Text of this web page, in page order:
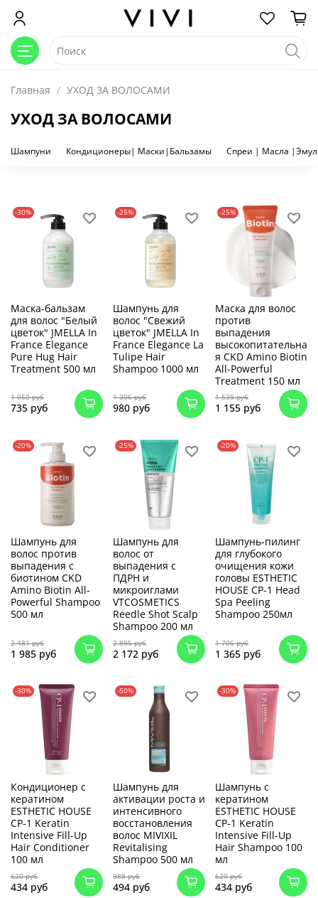
Главная УХОД ЗА ВОЛОСАМИ
УХОД ЗА ВОЛОСАМИ
Шампуни Кондиционеры| Маски|Бальзамы Спреи | Масла
-30%
Маска-бальзам
для волос "Белый
цветок" JMELLA In
France Elegance
Pure Hug Hair
Treatment 500 мл
1 050 руб
735 руб
-25%
Шампунь для
волос "Свежий
цветок" JMELLA In
France Elegance La
Tulipe Hair
Shampoo 1000 мл
1 306 руб
980 руб
-25%
Маска для волос
против
выпадения
высокопитательна
я CKD Amino Biotin
All-Powerful
Treatment 150 мл
1 539 руб
1 155 руб
-20%
Шампунь для
волос против
выпадения с
биотином CKD
Amino Biotin All-
Powerful Shampoo
500 мл
2 481 руб
1 985 руб
-25%
Шампунь для
волос от
выпадения с
ПДРН и
микроиглами
VTCOSMETICS
Reedle Shot Scalp
Shampoo 200 мл
2 895 руб
2 172 руб
-20%
Шампунь-пилинг
для глубокого
очищения кожи
головы ESTHETIC
HOUSE CP-1 Head
Spa Peeling
Shampoo 250мл
1 706 руб
1 365 руб
-30%
Кондиционер с
кератином
ESTHETIC HOUSE
CP-1 Keratin
Intensive Fill-Up
Hair Conditioner
100 мл
620 руб
434 руб
-50%
Шампунь для
активации роста и
интенсивного
восстановления
волос MIVIXIL
Revitalising
Shampoo 500 мл
988 руб
494 руб
-30%
Шампунь с
кератином
ESTHETIC HOUSE
CP-1 Keratin
Intensive Fill-Up
Hair Shampoo 100
мл
620 руб
434 руб